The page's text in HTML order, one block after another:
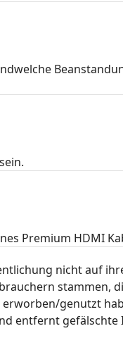
Premium HDMI
nicht auf
stammen,
genutzt
entfernt gefälschte